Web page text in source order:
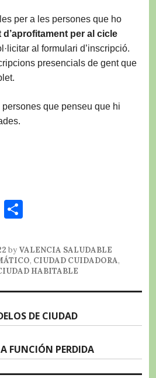
per a les persones que ho
d’aprofitament per al cicle
al formulari d’inscripció.
presencials de gent que
que penseu que hi
T
e
g
m
m
p
ir
by VALENCIA SALUDABLE
, CIUDAD CUIDADORA,
HABITABLE
DE CIUDAD
FUNCIÓN PERDIDA